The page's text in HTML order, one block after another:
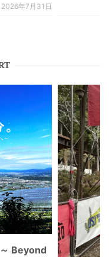
2026年7月31日
Beyond